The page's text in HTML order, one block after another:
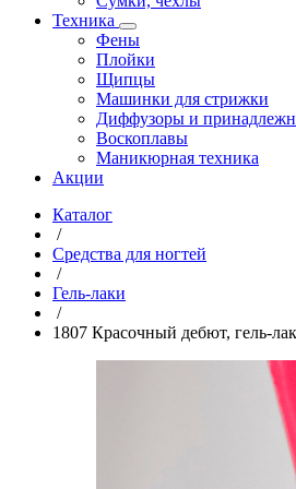
Техника
Фены
Плойки
Щипцы
Машинки для стрижки
Диффузоры и
Воскоплавы
Маникюрная техника
Акции
Каталог
/
Средства для ногтей
/
Гель-лаки
/
1807 Красочный дебют, гель-